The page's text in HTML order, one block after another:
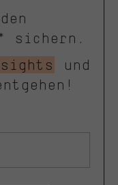
sichern.
und